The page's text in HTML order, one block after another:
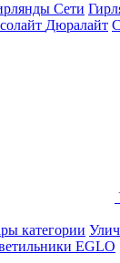
Сети
Дюралайт
категории
EGLO